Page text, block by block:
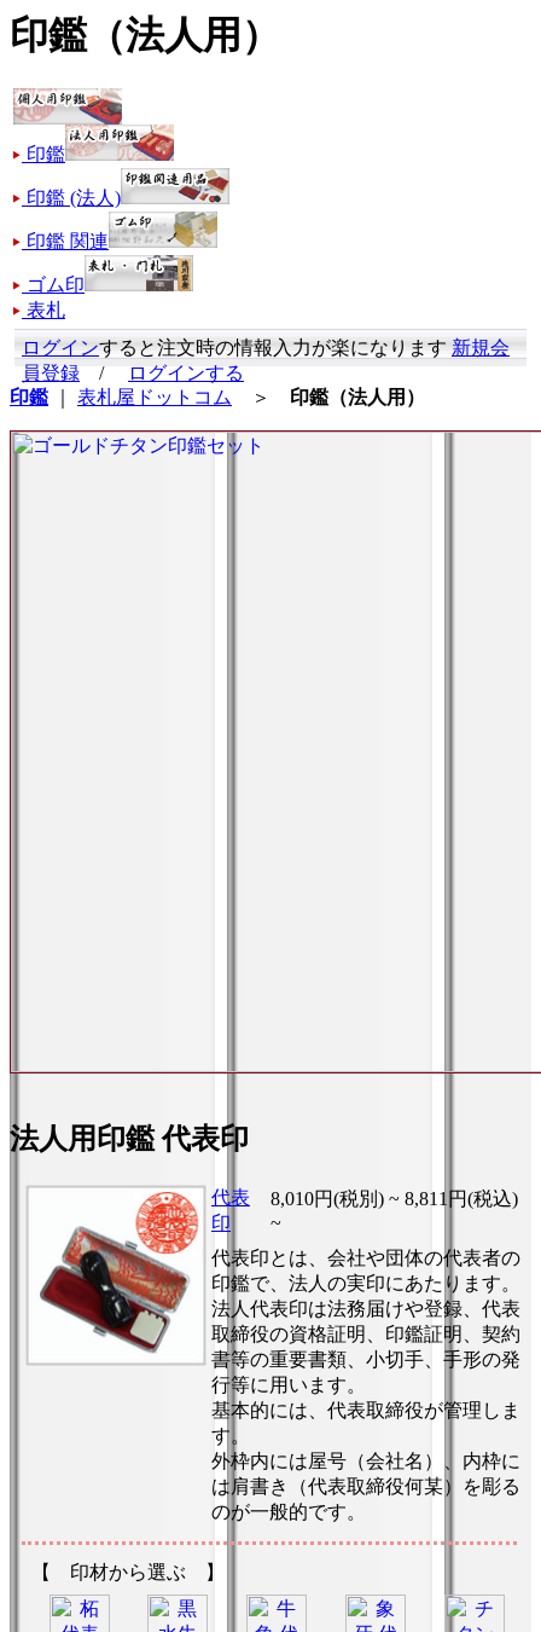
印鑑（法人用）
印鑑
印鑑 (法人)
印鑑 関連
ゴム印
表札
ログインすると注文時の情報入力が楽になります新規会
員登録 /
ログインする
印鑑
表札屋ドットコム ＞ 印鑑（法人用）
法人用印鑑 代表印
代表
印
8,010円(税別) ~ 8,811円(税込)
~
代表印とは、会社や団体の代表者の
印鑑で、法人の実印にあたります。
法人代表印は法務届けや登録、代表
取締役の資格証明、印鑑証明、契約
書等の重要書類、小切手、手形の発
行等に用います。
基本的には、代表取締役が管理しま
す。
外枠内には屋号（会社名）、内枠に
は肩書き（代表取締役何某）を彫る
のが一般的です。
【 印材から選ぶ 】